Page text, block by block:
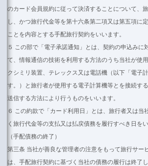
のカード会員規約に従って決済することについて、
し、かつ旅行代金等を第十六条第二項又は第五項に
ことを内容とする手配旅行契約をいいます。
５ この部で「電子承諾通知」とは、契約の申込みに
て、情報通信の技術を利用する方法のうち当社が使
クシミリ装置、テレックス又は電話機（以下「電子
す。）と旅行者が使用する電子計算機等とを接続す
送信する方法により行うものをいいます。
６ この約款で「カード利用日」とは、旅行者又は当
く旅行代金等の支払又は払戻債務を履行すべき日をい
（手配債務の終了）
第三条 当社が善良な管理者の注意をもって旅行サー
は、手配旅行契約に基づく当社の債務の履行は終了